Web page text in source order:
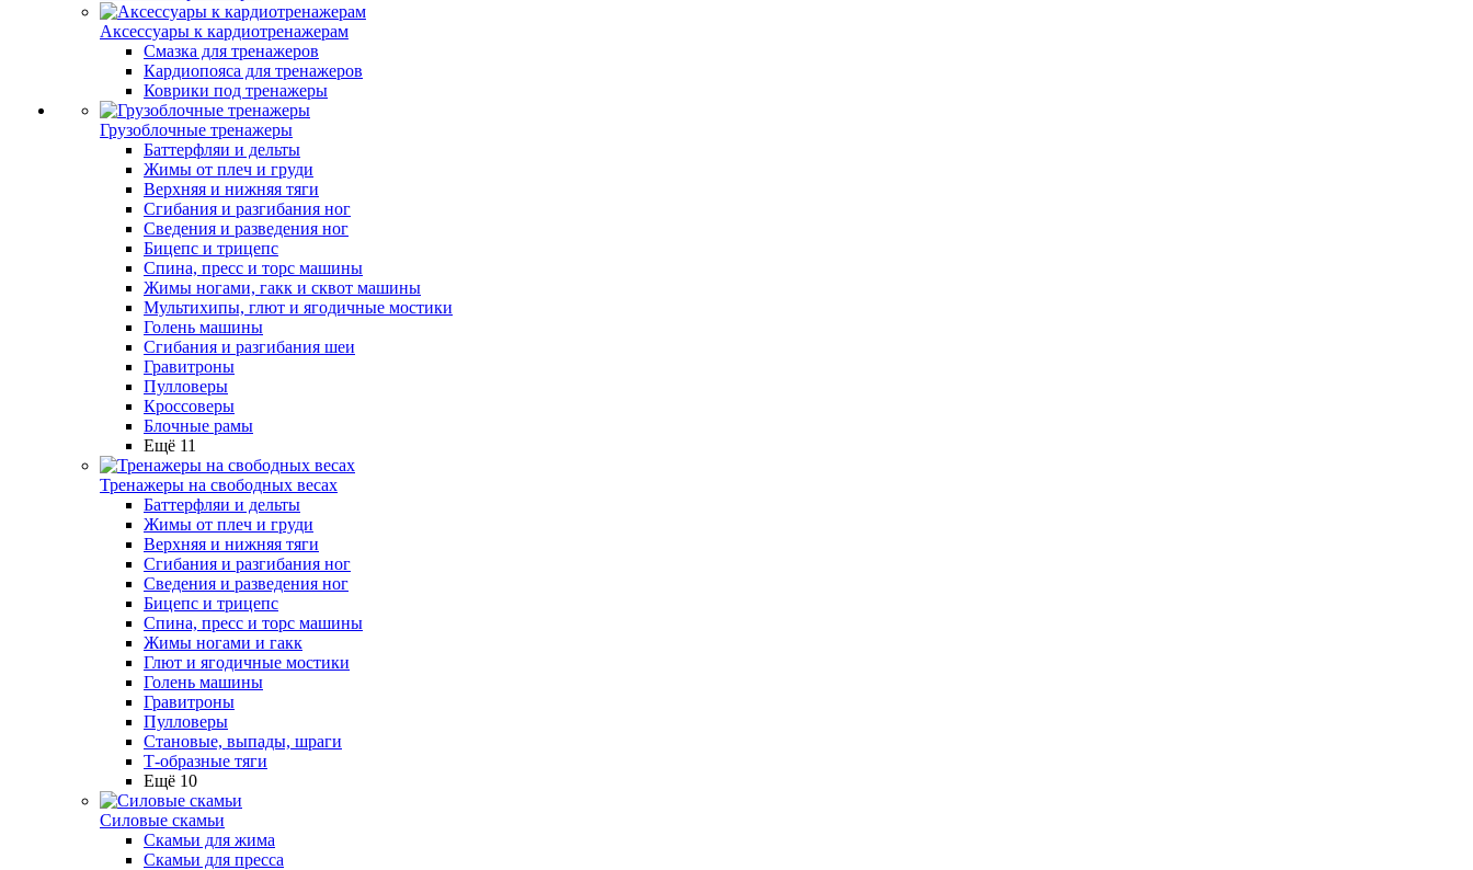
Аксессуары к кардиотренажерам
Смазка для тренажеров
Кардиопояса для тренажеров
Коврики под тренажеры
Грузоблочные тренажеры
Баттерфляи и дельты
Жимы от плеч и груди
Верхняя и нижняя тяги
Сгибания и разгибания ног
Сведения и разведения ног
Бицепс и трицепс
Спина, пресс и торс машины
Жимы ногами, гакк и сквот машины
Мультихипы, глют и ягодичные мостики
Голень машины
Сгибания и разгибания шеи
Гравитроны
Пулловеры
Кроссоверы
Блочные рамы
Ещё 11
Тренажеры на свободных весах
Баттерфляи и дельты
Жимы от плеч и груди
Верхняя и нижняя тяги
Сгибания и разгибания ног
Сведения и разведения ног
Бицепс и трицепс
Спина, пресс и торс машины
Жимы ногами и гакк
Глют и ягодичные мостики
Голень машины
Гравитроны
Пулловеры
Становые, выпады, шраги
Т-образные тяги
Ещё 10
Силовые скамьи
Скамьи для жима
Скамьи для пресса